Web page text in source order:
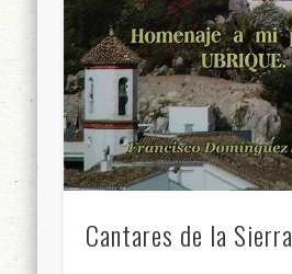
Cantares de la Sierra